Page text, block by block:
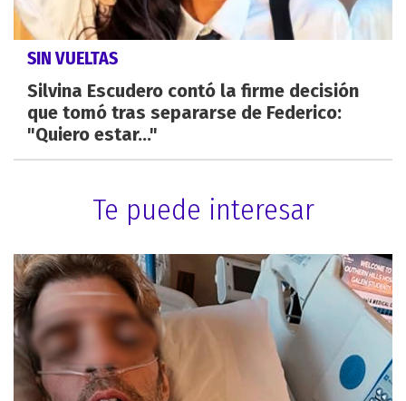
SIN VUELTAS
Silvina Escudero contó la firme decisión
que tomó tras separarse de Federico:
"Quiero estar..."
Te puede interesar